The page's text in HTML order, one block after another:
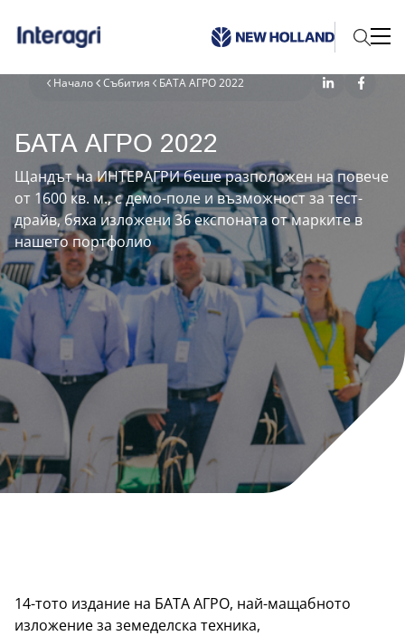
Начало Събития БАТА АГРО 2022
БАТА АГРО 2022
Щандът на ИНТЕРАГРИ беше разположен на повече
от 1600 кв. м., с демо-поле и възможност за тест-
драйв, бяха изложени 36 експоната от марките в
нашето портфолио
14-тото издание на БАТА АГРО, най-мащабното
изложение за земеделска техника,